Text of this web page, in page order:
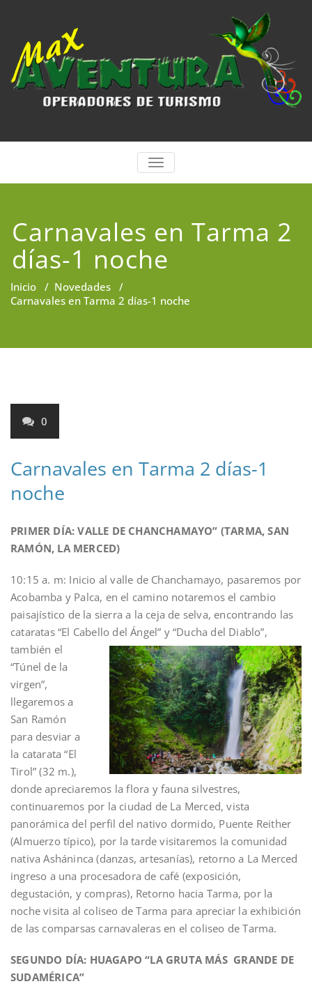
ALTERNAR
LA
NAVEGACIÓN
Carnavales en Tarma 2
días-1 noche
Inicio / Novedades /
Carnavales en Tarma 2 días-1 noche
0
Carnavales en Tarma 2 días-1
noche
PRIMER DÍA:VALLE DE CHANCHAMAYO” (TARMA, SAN
RAMÓN, LA MERCED)
10:15 a. m: Inicio al valle de Chanchamayo, pasaremos por
Acobamba y Palca, en el camino notaremos el cambio
paisajístico de la sierra a la ceja de selva, encontrando las
cataratas “El Cabello del Ángel” y “Ducha del Diablo”,
también el
“Túnel de la
virgen”,
llegaremos a
San Ramón
para desviar a
la catarata “El
Tirol” (32 m.),
donde apreciaremos la flora y fauna silvestres,
continuaremos por la ciudad de La Merced, vista
panorámica del perfil del nativo dormido, Puente Reither
(Almuerzo típico), por la tarde visitaremos la comunidad
nativa Asháninca (danzas, artesanías), retorno a La Merced
ingreso a una procesadora de café (exposición,
degustación, y compras), Retorno hacia Tarma, por la
noche visita al coliseo de Tarma para apreciar la exhibición
de las comparsas carnavaleras en el coliseo de Tarma.
SEGUNDO DÍA: HUAGAPO “LA GRUTA MÁS GRANDE DE
SUDAMÉRICA”